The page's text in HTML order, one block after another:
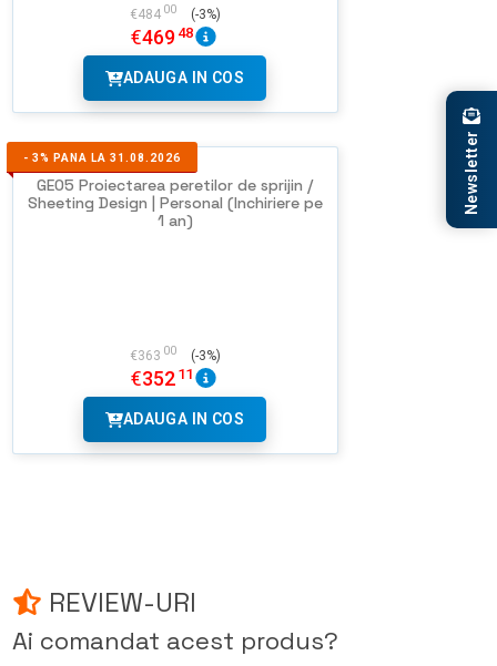
€484 00 (-3%)
€469 48
ADAUGA IN COS
- 3% PANA LA 31.08.2026
GEO5 Proiectarea peretilor de sprijin /
Sheeting Design | Personal (Inchiriere pe
1 an)
€363 00 (-3%)
€352 11
ADAUGA IN COS
REVIEW-URI
Ai comandat acest produs?
Newsletter